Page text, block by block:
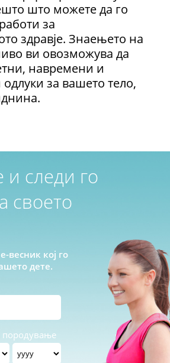
што можете да го
за
здравје. Знаењето на
ви овозможува да
навремени и
за вашето тело,
и следи го
своето
весник кој го
дете.
породување